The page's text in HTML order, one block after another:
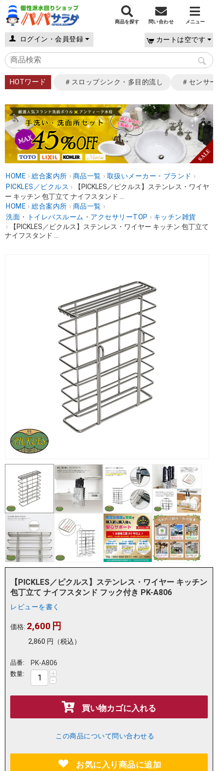
商品を探す 問い合わせ メニュー
ログイン・会員登録 カートは空です
HOTワード ＃スロップシンク・多目的流し ＃センサ
HOME › 総合案内所 › 商品一覧 › 取扱いメーカー・ブランド ›
PICKLES／ピクルス ›
【PICKLES／ピクルス】ステンレス・ワイヤ
ー キッチン 包丁立て ナイフスタンド ...
HOME › 総合案内所 › 商品一覧 ›
洗面・トイレバスルーム・アクセサリーTOP › キッチン雑貨
›
【PICKLES／ピクルス】ステンレス・ワイヤー キッチン 包丁立て
ナイフスタンド ...
【PICKLES／ピクルス】ステンレス・ワイヤー キッチン
包丁立て ナイフスタンド フック付き PK-A806
レビューを書く
価格: 2,600 円
2,860 円 （税込）
品番: PK-A806
数量: +
−
買い物カゴに入れる
この商品について問い合わせる
お気に入り商品に追加